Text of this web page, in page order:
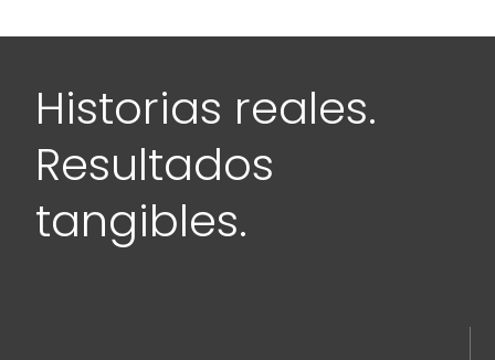
Historias reales.
Resultados
tangibles.